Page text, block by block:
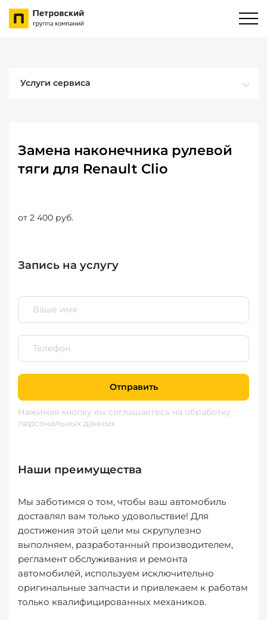
Услуги сервиса
Замена наконечника рулевой
тяги для Renault Clio
от 2 400 руб.
Запись на услугу
Отправить
Нажимая кнопку вы соглашаетесь на обработку
персональных данных
Наши преимущества
Мы заботимся о том, чтобы ваш автомобиль
доставлял вам только удовольствие! Для
достижения этой цели мы скрупулезно
выполняем, разработанный производителем,
регламент обслуживания и ремонта
автомобилей, используем исключительно
оригинальные запчасти и привлекаем к работам
только квалифицированных механиков.